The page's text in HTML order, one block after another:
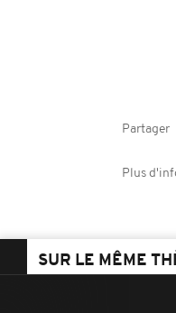
Partager
Plus
SUR LE MÊME